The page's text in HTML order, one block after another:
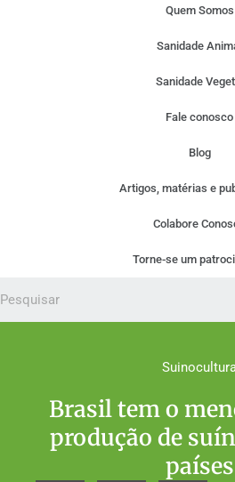
Quem Somos
Sanidade
Sanidade
Fale conosco
Blog
Artigos, matérias e
Colabore
Torne-se um
Brasil tem o
produção de
países